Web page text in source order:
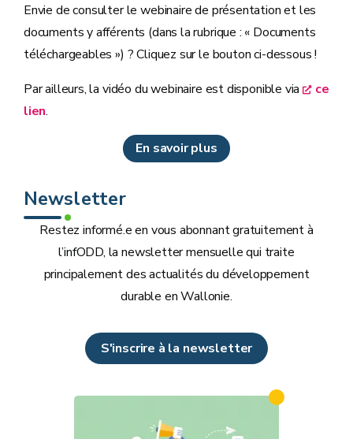
Envie de consulter le webinaire de présentation et les
documents y afférents (dans la rubrique : « Documents
téléchargeables ») ? Cliquez sur le bouton ci-dessous !
Par ailleurs, la vidéo du webinaire est disponible via
ce
lien.
En savoir plus
Newsletter
Restez informé.e en vous abonnant gratuitement à
l’infODD, la newsletter mensuelle qui traite
principalement des actualités du développement
durable en Wallonie.
S'inscrire à la newsletter